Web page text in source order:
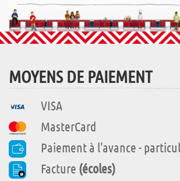
MOYENS DE PAIEMENT
VISA
MasterCard
Paiement à l'avance -
Facture (écoles)